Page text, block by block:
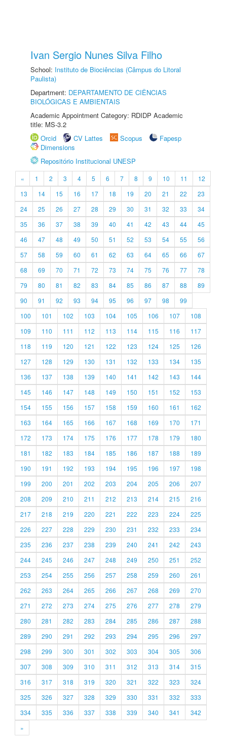
Ivan Sergio Nunes Silva Filho
School: Instituto de Biociências (Câmpus do Litoral
Paulista)
Department: DEPARTAMENTO DE CIÊNCIAS
BIOLÓGICAS E AMBIENTAIS
Academic Appointment Category: RDIDP Academic
title: MS-3.2
Orcid
CV Lattes Scopus
Fapesp
Dimensions
Repositório Institucional UNESP
« 1 2 3 4 5 6 7 8 9 10 11
12
13
14 15 16 17 18 19 20 21 22
23
24
25 26 27 28 29 30 31 32 33
34
35
36 37 38 39 40 41 42 43 44
45
46
47 48 49 50 51 52 53 54 55
56
57
58 59 60 61 62 63 64 65 66
67
68
69 70 71 72 73 74 75 76 77
78
79
80 81 82 83 84 85 86 87 88
89
90
91 92 93 94 95 96 97 98
99
100
101 102 103 104 105 106 107
108
109
110 111 112 113 114 115 116
117
118
119 120 121 122 123 124 125
126
127
128 129 130 131 132 133 134
135
136
137 138 139 140 141 142 143
144
145
146 147 148 149 150 151 152
153
154
155 156 157 158 159 160 161
162
163
164 165 166 167 168 169 170
171
172
173 174 175 176 177 178 179
180
181
182 183 184 185 186 187 188
189
190
191 192 193 194 195 196 197
198
199
200 201 202 203 204 205 206
207
208
209 210 211 212 213 214 215
216
217
218 219 220 221 222 223 224
225
226
227 228 229 230 231 232 233
234
235
236 237 238 239 240 241 242
243
244
245 246 247 248 249 250 251
252
253
254 255 256 257 258 259 260
261
262
263 264 265 266 267 268 269
270
271
272 273 274 275 276 277 278
279
280
281 282 283 284 285 286 287
288
289
290 291 292 293 294 295 296
297
298
299 300 301 302 303 304 305
306
307
308 309 310 311 312 313 314
315
316
317 318 319 320 321 322 323
324
325
326 327 328 329 330 331 332
333
334
335 336 337 338 339 340 341
342
»